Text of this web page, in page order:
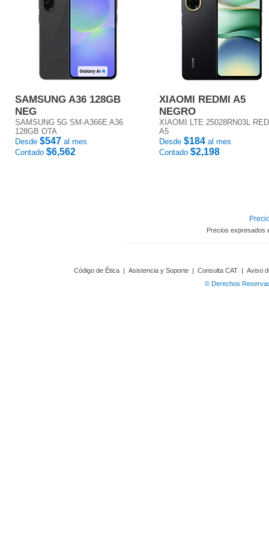
SAMSUNG A36 128GB
NEG
SAMSUNG 5G SM-A366E A36
128GB OTA
Desde $547 al mes
Contado $6,562
XIAOMI REDMI A5
NEGRO
XIAOMI LTE 25028RN03L
A5
Desde $184 al mes
Contado $2,198
Precios expresados
Código de Ética | Asistencia y Soporte | Consulta CAT | Aviso
© Derechos